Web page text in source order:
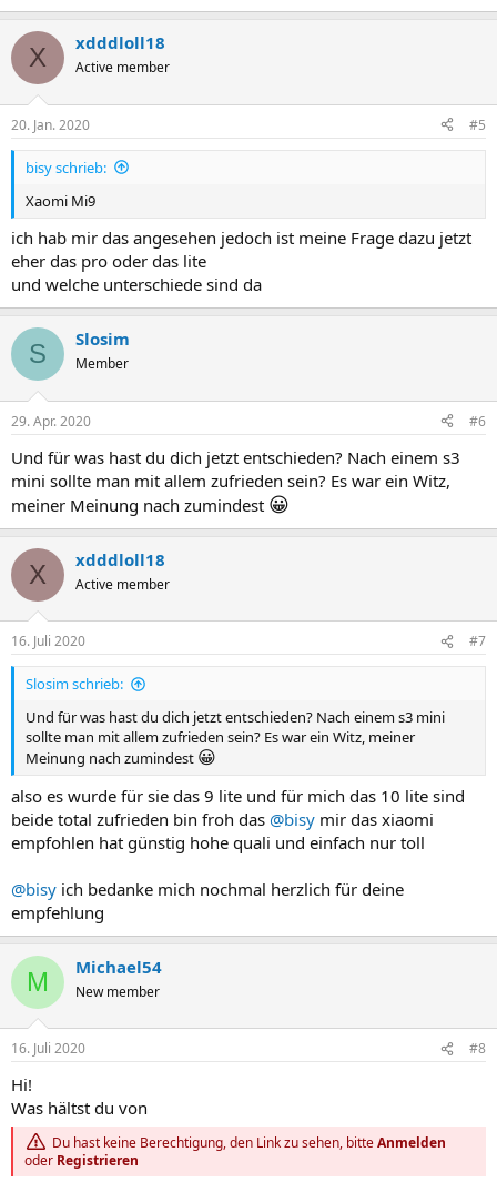
X xdddloll18
Active member
20. Jan. 2020 #5
bisy schrieb:
Xaomi Mi9
ich hab mir das angesehen jedoch ist meine Frage dazu jetzt
eher das pro oder das lite
und welche unterschiede sind da
S Slosim
Member
29. Apr. 2020 #6
Und für was hast du dich jetzt entschieden? Nach einem s3
mini sollte man mit allem zufrieden sein? Es war ein Witz,
meiner Meinung nach zumindest 😀
X xdddloll18
Active member
16. Juli 2020 #7
Slosim schrieb:
Und für was hast du dich jetzt entschieden? Nach einem s3 mini
sollte man mit allem zufrieden sein? Es war ein Witz, meiner
Meinung nach zumindest 😀
also es wurde für sie das 9 lite und für mich das 10 lite sind
beide total zufrieden bin froh das @bisy mir das xiaomi
empfohlen hat günstig hohe quali und einfach nur toll
@bisy ich bedanke mich nochmal herzlich für deine
empfehlung
M Michael54
New member
16. Juli 2020 #8
Hi!
Was hältst du von
Du hast keine Berechtigung, den Link zu sehen, bitteAnmelden
oder Registrieren